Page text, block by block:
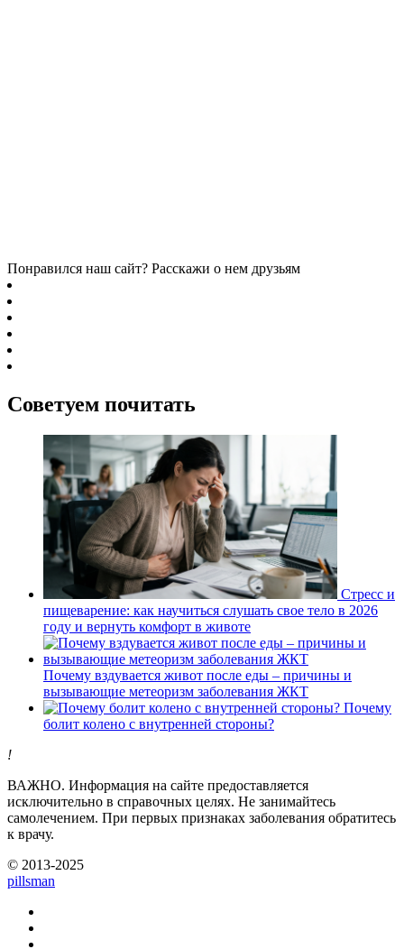
Понравился наш сайт? Расскажи о нем друзьям
Советуем почитать
Стресс и
пищеварение: как научиться слушать свое тело в 2026
году и вернуть комфорт в животе
Почему вздувается живот после еды – причины и
вызывающие метеоризм заболевания ЖКТ
Почему
болит колено с внутренней стороны?
!
ВАЖНО. Информация на сайте предоставляется
исключительно в справочных целях. Не занимайтесь
самолечением. При первых признаках заболевания обратитесь
к врачу.
© 2013-2025
pillsman